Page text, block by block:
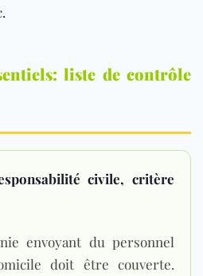
liste de contrôle
civile, critère
envoyant du personnel
doit être couverte.